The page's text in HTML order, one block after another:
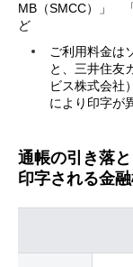
MB（SMCC）」
ど
ご利用料金は
と、三井住友
ビス株式会社
により印字が
通帳の引き落
印字される金